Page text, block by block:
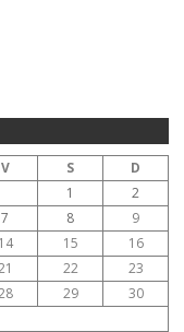
V S
D
1
2
7 8
9
14 15
16
22
23
29
30